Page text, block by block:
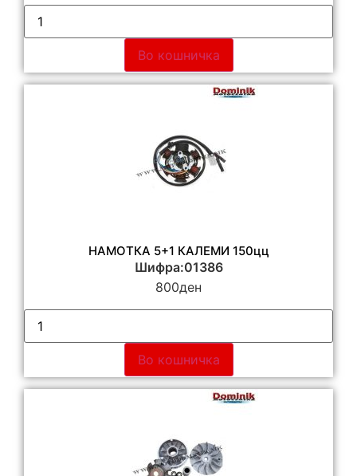
Во кошничка
НАМОТКА 5+1 КАЛЕМИ 150цц
Шифра:01386
800ден
Во кошничка